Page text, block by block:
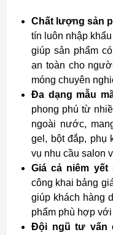
Chất lượng sản
tín luôn nhập
giúp sản phẩm
an toàn cho
móng chuyên
Đa dạng mẫu
phong phú từ
ngoài nước,
gel, bột đắp, phụ
vụ nhu cầu salon
Giá cả niêm yết
công khai bảng
giúp khách hàng
phẩm phù hợp
Đội ngũ tư vấn